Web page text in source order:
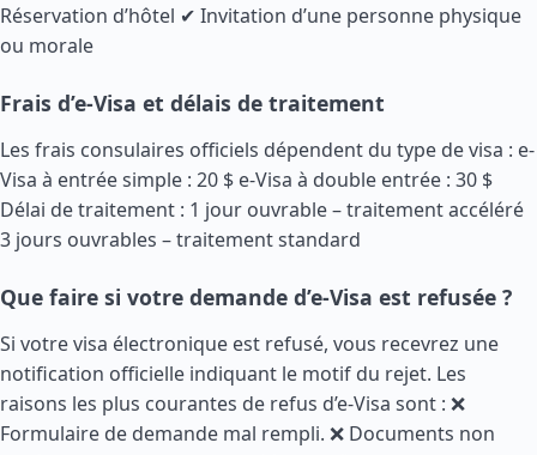
Réservation d’hôtel ✔ Invitation d’une personne physique
ou morale
Frais d’e-Visa et délais de traitement
Les frais consulaires officiels dépendent du type de visa : e-
Visa à entrée simple : 20 $ e-Visa à double entrée : 30 $
Délai de traitement : 1 jour ouvrable – traitement accéléré
3 jours ouvrables – traitement standard
Que faire si votre demande d’e-Visa est refusée ?
Si votre visa électronique est refusé, vous recevrez une
notification officielle indiquant le motif du rejet. Les
raisons les plus courantes de refus d’e-Visa sont : ❌
Formulaire de demande mal rempli. ❌ Documents non